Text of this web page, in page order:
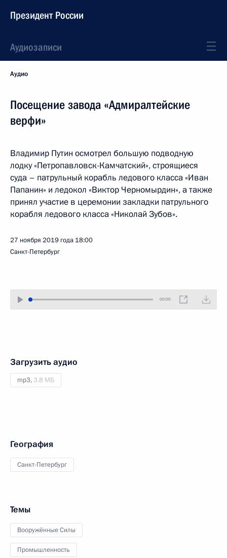
Президент России
Аудиозаписи
Аудио
Посещение завода «Адмиралтейские
верфи»
Владимир Путин осмотрел большую подводную
лодку «Петропавловск-Камчатский», строящиеся
суда – патрульный корабль ледового класса «Иван
Папанин» и ледокол «Виктор Черномырдин», а также
принял участие в церемонии закладки патрульного
корабля ледового класса «Николай Зубов».
27 ноября 2019 года 18:00
Санкт-Петербург
00:00
Загрузить аудио
mp3, 3.8 МБ
География
Санкт-Петербург
Темы
Вооружённые Силы
Промышленность